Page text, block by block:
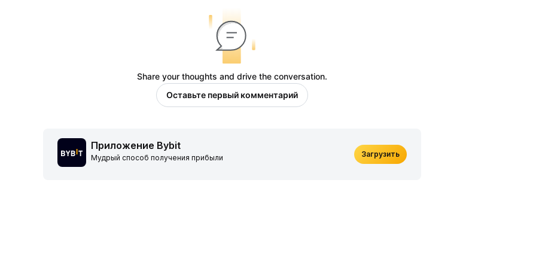
Share your thoughts and drive the conversation.
Оставьте первый комментарий
Приложение Bybit
Мудрый способ получения прибыли Загрузить